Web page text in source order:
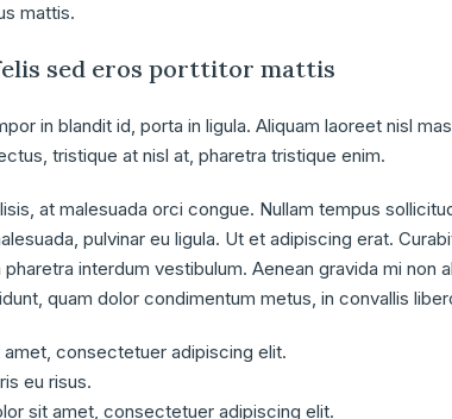
mattis.
sed eros porttitor mattis
in blandit id, porta in ligula. Aliquam laoreet nisl
tristique at nisl at, pharetra tristique enim.
at malesuada orci congue. Nullam tempus
pulvinar eu ligula. Ut et adipiscing erat.
interdum vestibulum. Aenean gravida mi non
quam dolor condimentum metus, in convallis
consectetuer adipiscing elit.
eu risus.
sit amet, consectetuer adipiscing elit.